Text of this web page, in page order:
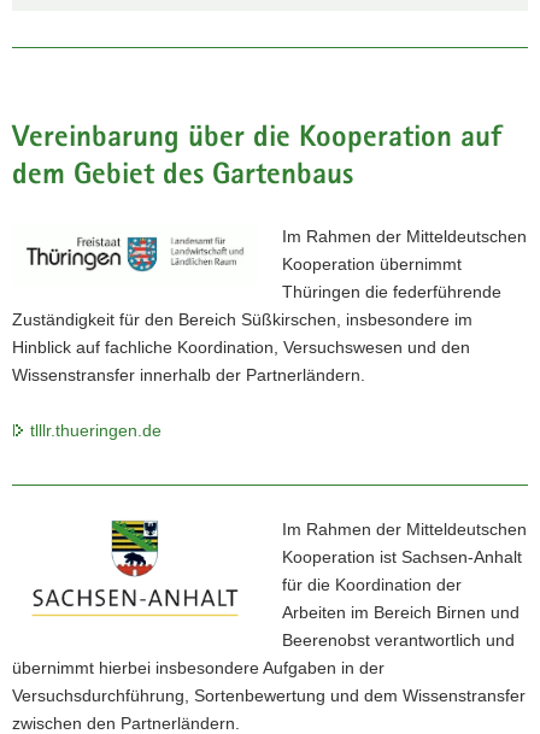
Vereinbarung über die Kooperation auf
dem Gebiet des Gartenbaus
Im Rahmen der Mitteldeutschen
Kooperation übernimmt
Thüringen die federführende
Zuständigkeit für den Bereich Süßkirschen, insbesondere im
Hinblick auf fachliche Koordination, Versuchswesen und den
Wissenstransfer innerhalb der Partnerländern.
tlllr.thueringen.de
Im Rahmen der Mitteldeutschen
Kooperation ist Sachsen-Anhalt
für die Koordination der
Arbeiten im Bereich Birnen und
Beerenobst verantwortlich und
übernimmt hierbei insbesondere Aufgaben in der
Versuchsdurchführung, Sortenbewertung und dem Wissenstransfer
zwischen den Partnerländern.